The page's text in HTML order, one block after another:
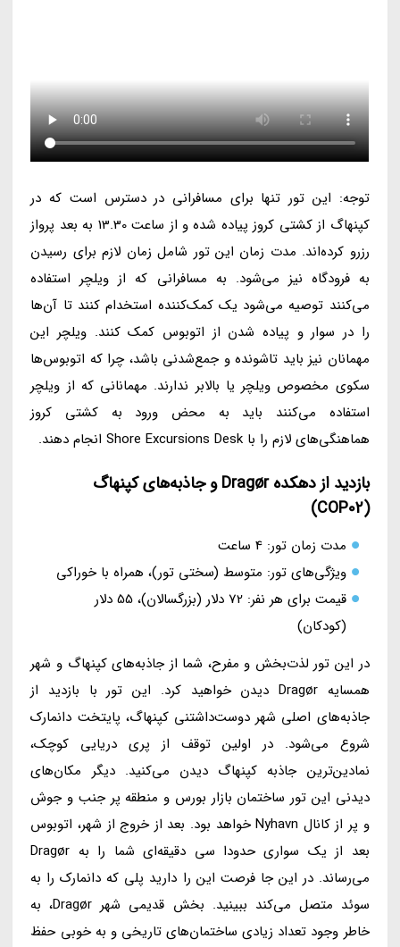
توجه: این تور تنها برای مسافرانی در دسترس است که در
کپنهاگ از کشتی کروز پیاده شده و از ساعت 13.30 به بعد پرواز
رزرو کرده‌اند. مدت زمان این تور شامل زمان لازم برای رسیدن
به فرودگاه نیز می‌شود. به مسافرانی که از ویلچر استفاده
می‌کنند توصیه می‌شود یک کمک‌کننده استخدام کنند تا آن‌ها
را در سوار و پیاده شدن از اتوبوس کمک کنند. ویلچر این
مهمانان نیز باید تاشونده و جمع‌شدنی باشد، چرا که اتوبوس‌ها
سکوی مخصوص ویلچر یا بالابر ندارند. مهمانانی که از ویلچر
استفاده می‌کنند باید به محض ورود به کشتی کروز
هماهنگی‌های لازم را با Shore Excursions Desk انجام دهند.
بازدید از دهکده Dragør و جاذبه‌های کپنهاگ
(COP02)
مدت زمان تور: 4 ساعت
ویژگی‌های تور: متوسط (سختی تور)، همراه با خوراکی
قیمت برای هر نفر: 72 دلار (بزرگسالان)، 55 دلار
(کودکان)
در این تور لذت‌بخش و مفرح، شما از جاذبه‌های کپنهاگ و شهر
همسایه Dragør دیدن خواهید کرد. این تور با بازدید از
جاذبه‌های اصلی شهر دوست‌داشتنی کپنهاگ، پایتخت دانمارک
شروع می‌شود. در اولین توقف از پری دریایی کوچک،
نمادین‌ترین جاذبه کپنهاگ دیدن می‌کنید. دیگر مکان‌های
دیدنی این تور ساختمان بازار بورس و منطقه پر جنب و جوش
و پر از کانال Nyhavn خواهد بود. بعد از خروج از شهر، اتوبوس
بعد از یک سواری حدودا سی دقیقه‌ای شما را به Dragør
می‌رساند. در این جا فرصت این را دارید پلی که دانمارک را به
سوئد متصل می‌کند ببینید. بخش قدیمی شهر Dragør، به
خاطر وجود تعداد زیادی ساختمان‌های تاریخی و به خوبی حفظ